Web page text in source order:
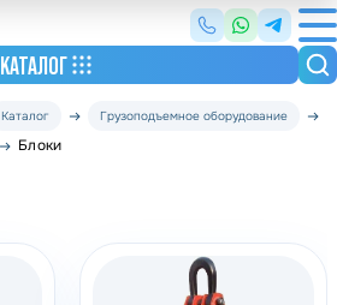
КАТАЛОГ
Каталог
Грузоподъемное оборудование
Блоки